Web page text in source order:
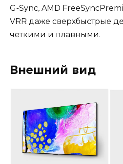
G-Sync, AMD
VRR даже сверхбыстрые
четкими и плавными.
Внешний вид